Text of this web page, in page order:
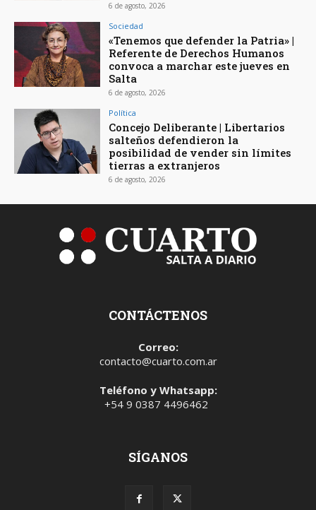
6 de agosto, 2026
Sociedad
«Tenemos que defender la Patria» |
Referente de Derechos Humanos
convoca a marchar este jueves en
Salta
6 de agosto, 2026
Política
Concejo Deliberante | Libertarios
salteños defendieron la
posibilidad de vender sin límites
tierras a extranjeros
6 de agosto, 2026
CONTÁCTENOS
Correo:
contacto@cuarto.com.ar
Teléfono y Whatsapp:
+54 9 0387 4496462
SÍGANOS